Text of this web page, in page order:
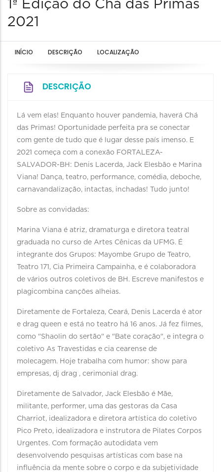
1ª Edição do Chá das Primas
2021
INÍCIO DESCRIÇÃO LOCALIZAÇÃO
DESCRIÇÃO
Lá vem elas! Enquanto houver pandemia, haverá Chá
das Primas! Oportunidade perfeita pra se conectar
com gente de tudo que é lugar desse país imenso. E
2021 começa com a conexão FORTALEZA-
SALVADOR-BH: Denis Lacerda, Jack Elesbão e Marina
Viana! Dança, teatro, performance, comédia, deboche,
carnavandalização, intactas, inchadas! Tudo junto!
Sobre as convidadas:
Marina Viana é atriz, dramaturga e diretora teatral
graduada no curso de Artes Cênicas da UFMG. É
integrante dos Grupos: Mayombe Grupo de Teatro,
Teatro 171, Cia Primeira Campainha, e é colaboradora
de vários outros coletivos de BH. Escreve manifestos e
plagicombina canções alheias.
Diretamente de Fortaleza, Ceará, Denis Lacerda é ator
e drag queen e está no teatro há 16 anos. Já fez filmes,
como "Shaolin do sertão" e "Bate coração", e integra o
coletivo As Travestidas e cia cearense de
molecagem. Hoje trabalha com humor: show para
empresas, dj drag , cerimonial drag.
Diretamente de Salvador, Jack Elesbão é Mãe,
militante, performer, uma das gestoras da Casa
Charriot, idealizadora e diretora artística do coletivo
Pico Preto, idealizadora e instrutora de Pilates Corpos
Urgentes. Com formação autodidata vem
desenvolvendo pesquisas artísticas com base na
influência da mente sobre o corpo e da subjetividade